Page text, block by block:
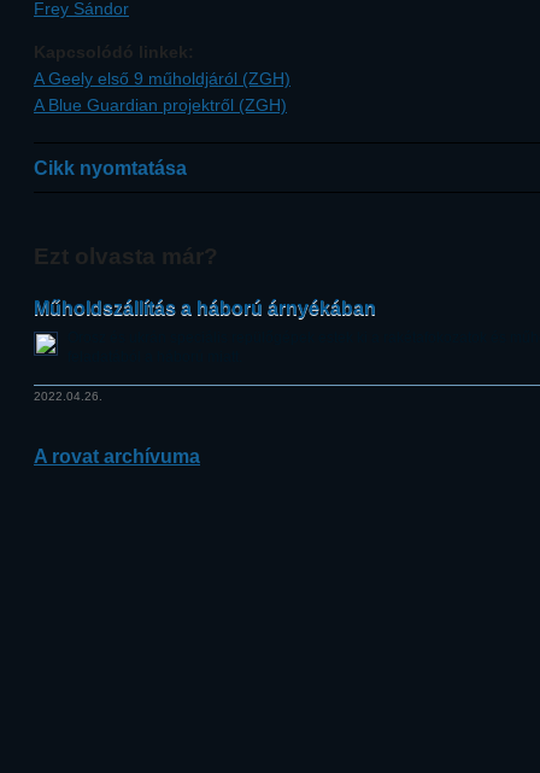
Frey Sándor
Kapcsolódó linkek:
A Geely első 9 műholdjáról (ZGH)
A Blue Guardian projektről (ZGH)
Cikk nyomtatása
Ezt olvasta már?
Műholdszállítás a háború árnyékában
2022.04.26.
A rovat archívuma